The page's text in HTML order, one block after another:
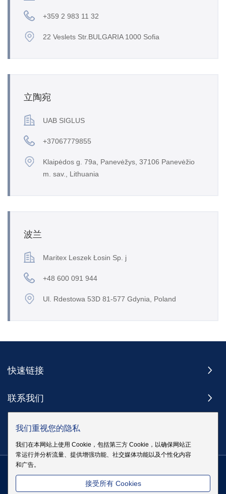
+359 2 983 11 32
22 Veslets Str.BULGARIA 1000 Sofia
立陶宛
UAB SIGLUS
+37067779855
Klaipėdos g. 79a, Panevėžys, 37106 Panevėžio
m. sav., Lithuania
波兰
Maritex Leszek Łosin Sp. j
+48 600 091 944
Ul. Rdestowa 53D 81-577 Gdynia, Poland
快速链接
联系我们
订阅
版权 @ 伊戈尔电气股份有限公司版权所有| 站点地图 | 隐私政策 粤
我们重视您的隐私
我们在本网站上使用 Cookie，包括第三方 Cookie，以确保网站正
常运行并分析流量、提供增强功能、社交媒体功能以及个性化内容
和广告。
接受所有 Cookies